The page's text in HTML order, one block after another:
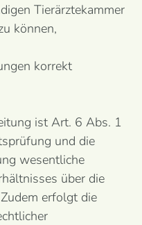
Tierärztekammer
können,
korrekt
ist Art. 6 Abs. 1
und die
wesentliche
über die
erfolgt die